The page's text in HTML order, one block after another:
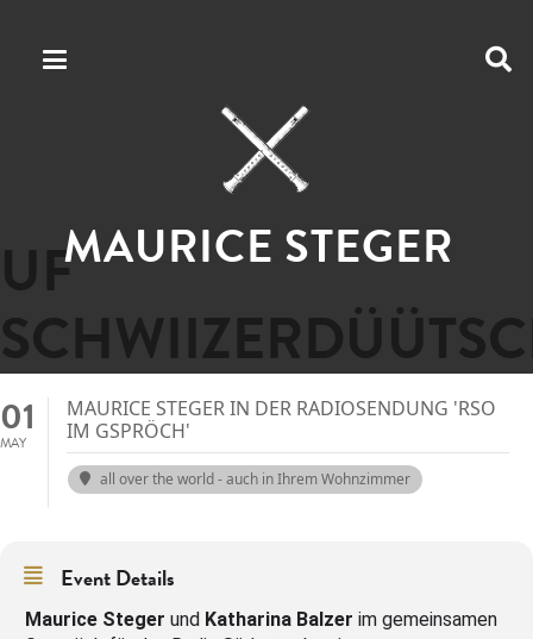
MAURICE STEGER
UF
01
MAY
MAURICE STEGER IN DER RADIOSENDUNG 'RSO
IM GSPRÖCH'
all over the world - auch in Ihrem Wohnzimmer
Event Details
Maurice Steger und Katharina Balzer im gemeinsamen